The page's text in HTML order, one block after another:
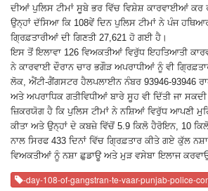
ਦੀਆਂ ਪੁਲਿਸ ਟੀਮਾਂ ਸੂਬੇ ਭਰ ਵਿੱਚ ਵਿਸ਼ੇਸ਼ ਕਾਰਵਾਈਆਂ ਕਰ
ਉਨ੍ਹਾਂ ਦੱਸਿਆ ਕਿ 108ਵੇਂ ਦਿਨ ਪੁਲਿਸ ਟੀਮਾਂ ਨੇ ਪੰਜ
ਗ੍ਰਿਫ਼ਤਾਰੀਆਂ ਦੀ ਗਿਣਤੀ 27,621 ਹੋ ਗਈ ਹੈ।
ਇਸ ਤੋਂ ਇਲਾਵਾ 126 ਵਿਅਕਤੀਆਂ ਵਿਰੁੱਧ ਇਹਤਿਆਤੀ
ਨੇ ਕਾਰਵਾਈ ਦੌਰਾਨ ਚਾਰ ਭਗੌੜ ਅਪਰਾਧੀਆਂ ਨੂੰ ਵੀ
ਲੋਕ, ਐਂਟੀ-ਗੈਂਗਸਟਰ ਹੈਲਪਲਾਈਨ ਨੰਬਰ 93946-93946
ਅਤੇ ਅਪਰਾਧਿਕ ਗਤੀਵਿਧੀਆਂ ਬਾਰੇ ਸੂਹ ਵੀ ਦਿੱਤੀ ਜਾ
ਜ਼ਿਕਰਯੋਗ ਹੈ ਕਿ ਪੁਲਿਸ ਟੀਮਾਂ ਨੇ ਨਸ਼ਿਆਂ ਵਿਰੁੱਧ ਆਪਣੀ
ਕੀਤਾ ਅਤੇ ਉਨ੍ਹਾਂ ਦੇ ਕਬਜ਼ੇ ਵਿੱਚੋਂ 5.9 ਕਿਲੋ ਹੈਰੋਇਨ, 10
ਨਾਲ ਸਿਰਫ 433 ਦਿਨਾਂ ਵਿੱਚ ਗ੍ਰਿਫ਼ਤਾਰ ਕੀਤੇ ਗਏ ਕੁੱਲ
ਵਿਅਕਤੀਆਂ ਨੂੰ ਨਸ਼ਾ ਛੁਡਾਊ ਅਤੇ ਮੁੜ ਵਸੇਬਾ ਇਲਾਜ
-day-108-of-gangstran-te-vaar-punjab-police-